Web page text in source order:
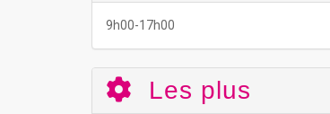
9h00-17h00
Les plus